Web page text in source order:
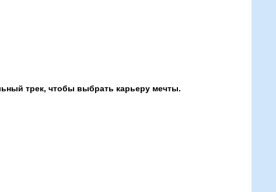
трек, чтобы выбрать карьеру мечты.